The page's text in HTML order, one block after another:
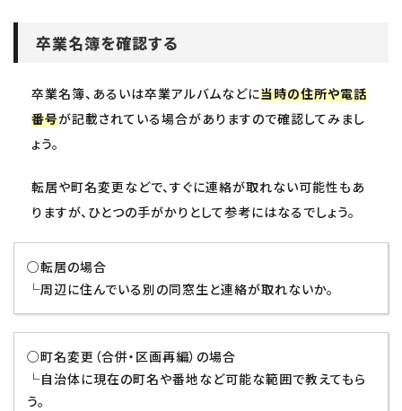
卒業名簿を確認する
卒業名簿、あるいは卒業アルバムなどに当時の住所や電話
番号が記載されている場合がありますので確認してみまし
ょう。
転居や町名変更などで、すぐに連絡が取れない可能性もあ
りますが、ひとつの手がかりとして参考にはなるでしょう。
○転居の場合
└周辺に住んでいる別の同窓生と連絡が取れないか。
○町名変更（合併・区画再編）の場合
└自治体に現在の町名や番地など可能な範囲で教えてもら
う。